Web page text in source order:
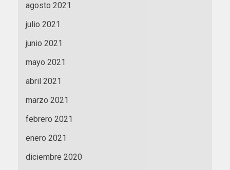
agosto 2021
julio 2021
junio 2021
mayo 2021
abril 2021
marzo 2021
febrero 2021
enero 2021
diciembre 2020